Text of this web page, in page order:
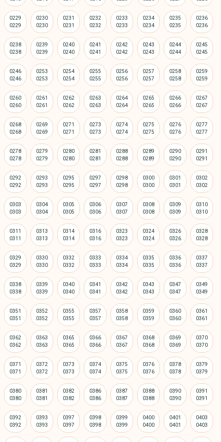
0229 0230 0231 0232 0233 0234 0235 0236
0238 0239 0240 0241 0242 0243 0244 0245
0246 0253 0254 0255 0256 0257 0258 0259
0260 0261 0262 0263 0264 0265 0266 0267
0268 0269 0271 0273 0274 0275 0276 0277
0278 0279 0280 0281 0288 0289 0290 0291
0292 0293 0295 0297 0298 0300 0301 0302
0303 0304 0305 0306 0307 0308 0309 0310
0311 0313 0314 0316 0323 0324 0326 0328
0329 0330 0332 0333 0334 0335 0336 0337
0338 0339 0340 0341 0342 0343 0347 0349
0351 0352 0355 0357 0358 0359 0360 0361
0362 0363 0365 0366 0367 0368 0369 0370
0371 0372 0373 0374 0375 0376 0378 0379
0380 0381 0382 0386 0387 0388 0390 0391
0392 0393 0397 0398 0399 0400 0401 0403